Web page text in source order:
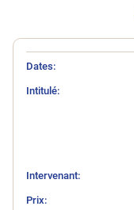
DatesIntitulé